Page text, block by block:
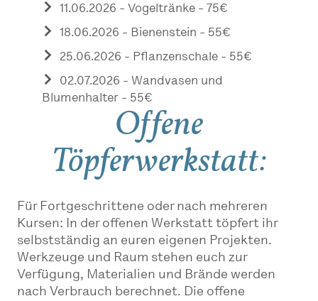
11.06.2026 - Vogeltränke - 75€
18.06.2026 - Bienenstein - 55€
25.06.2026 - Pflanzenschale - 55€
02.07.2026 - Wandvasen und
Blumenhalter - 55€
Offene
Töpferwerkstatt:
Für Fortgeschrittene oder nach mehreren
Kursen: In der offenen Werkstatt töpfert ihr
selbstständig an euren eigenen Projekten.
Werkzeuge und Raum stehen euch zur
Verfügung, Materialien und Brände werden
nach Verbrauch berechnet. Die offene